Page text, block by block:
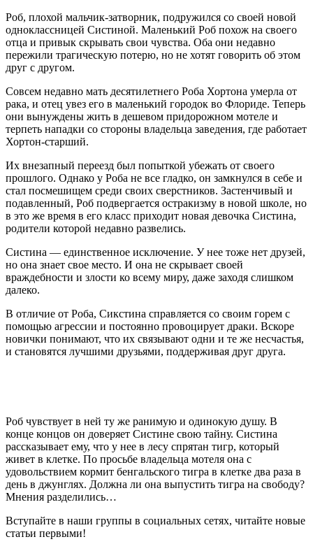
Роб, плохой мальчик-затворник, подружился со своей новой
одноклассницей Систиной. Маленький Роб похож на своего
отца и привык скрывать свои чувства. Оба они недавно
пережили трагическую потерю, но не хотят говорить об этом
друг с другом.
Совсем недавно мать десятилетнего Роба Хортона умерла от
рака, и отец увез его в маленький городок во Флориде. Теперь
они вынуждены жить в дешевом придорожном мотеле и
терпеть нападки со стороны владельца заведения, где работает
Хортон-старший.
Их внезапный переезд был попыткой убежать от своего
прошлого. Однако у Роба не все гладко, он замкнулся в себе и
стал посмешищем среди своих сверстников. Застенчивый и
подавленный, Роб подвергается остракизму в новой школе, но
в это же время в его класс приходит новая девочка Систина,
родители которой недавно развелись.
Систина — единственное исключение. У нее тоже нет друзей,
но она знает свое место. И она не скрывает своей
враждебности и злости ко всему миру, даже заходя слишком
далеко.
В отличие от Роба, Сикстина справляется со своим горем с
помощью агрессии и постоянно провоцирует драки. Вскоре
новички понимают, что их связывают одни и те же несчастья,
и становятся лучшими друзьями, поддерживая друг друга.
Роб чувствует в ней ту же ранимую и одинокую душу. В
конце концов он доверяет Систине свою тайну. Систина
рассказывает ему, что у нее в лесу спрятан тигр, который
живет в клетке. По просьбе владельца мотеля она с
удовольствием кормит бенгальского тигра в клетке два раза в
день в джунглях. Должна ли она выпустить тигра на свободу?
Мнения разделились…
Вступайте в наши группы в социальных сетях, читайте новые
статьи первыми!